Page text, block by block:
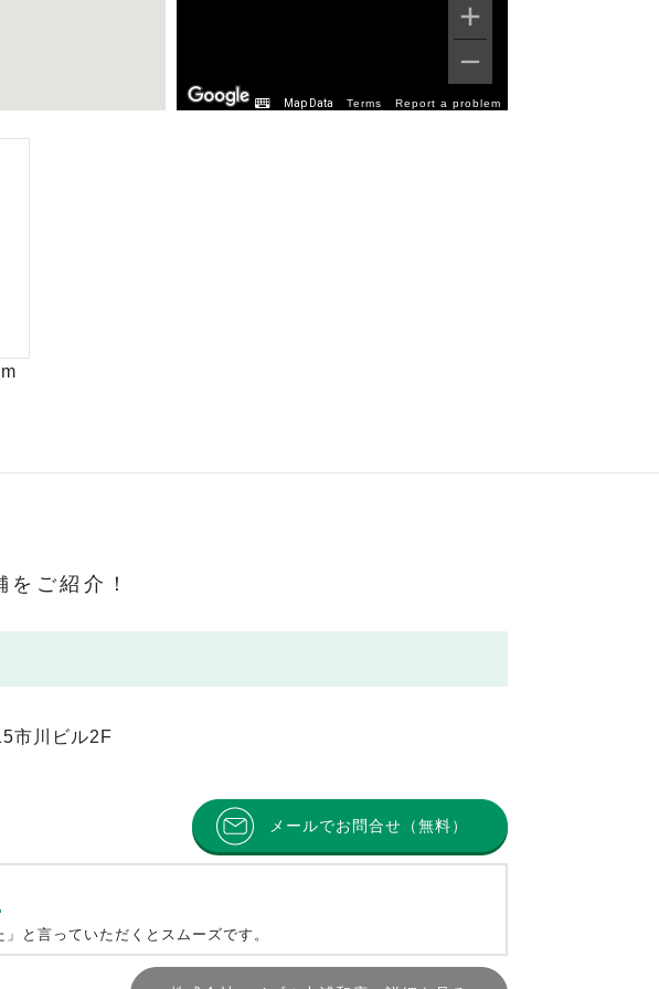
Map Data Terms Report a problem
ご紹介！
市川ビル2F
メールでお問合せ（無料）
と言っていただくとスムーズです。